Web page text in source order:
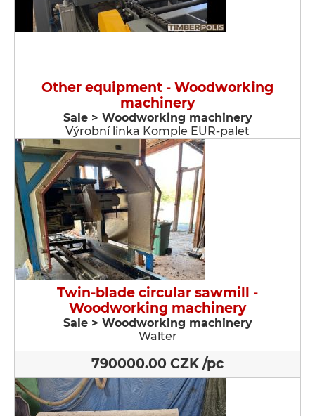
Other equipment - Woodworking
machinery
Sale > Woodworking machinery
Výrobní linka Komple EUR-palet
Twin-blade circular sawmill -
Woodworking machinery
Sale > Woodworking machinery
Walter
790000.00 CZK /pc